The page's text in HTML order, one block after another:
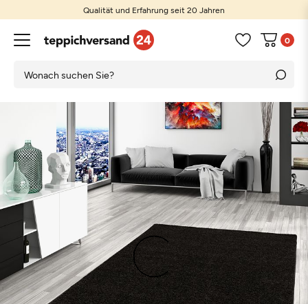
Qualität und Erfahrung seit 20 Jahren
Günstige Preise und große Auswahl
0